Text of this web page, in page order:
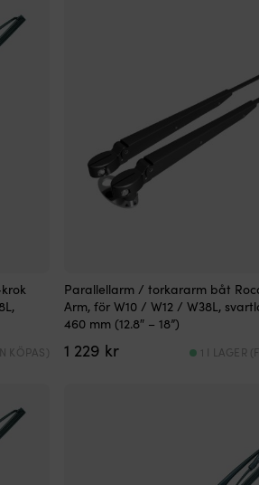
KÖPAS)
Parallellarm / torkararm båt
Arm, för W10 / W12 / W38L,
460 mm (12.8″ – 18”)
1 229 kr 1 I LAGER